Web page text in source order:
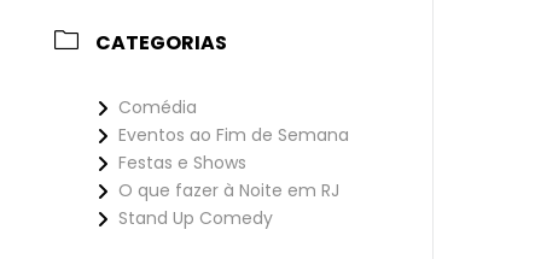
CATEGORIAS
Comédia
Eventos ao Fim de Semana
Festas e Shows
O que fazer à Noite em RJ
Stand Up Comedy